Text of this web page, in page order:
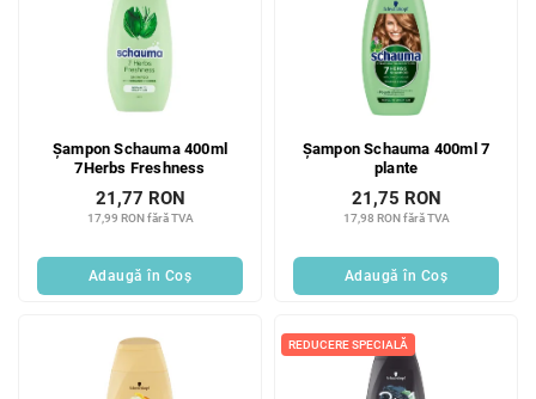
Șampon Schauma 400ml
7Herbs Freshness
17,99 RON fără TVA
21,77 RON
Adaugă în Coş
Șampon Schauma 400ml 7
plante
17,98 RON fără TVA
21,75 RON
Adaugă în Coş
REDUCERE SPECIALĂ